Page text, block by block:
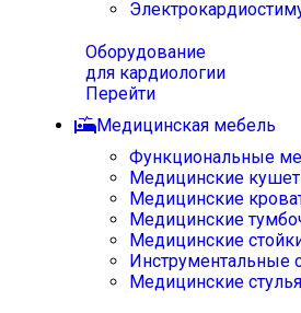
Оборудование
для кардиологии
Перейти
Медицинская мебель
Функциональные
Медицинские
Медицинские
Медицинские
Медицинские
Инструментальные
Медицинские стулья